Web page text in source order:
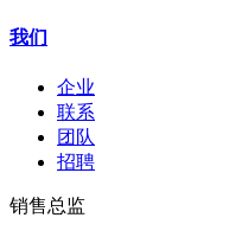
我们
企业
联系
团队
招聘
销售总监